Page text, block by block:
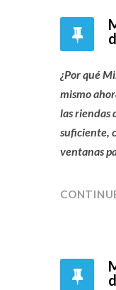
¿Por qué
mismo
las riendas
suficiente,
ventanas